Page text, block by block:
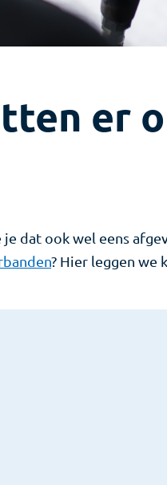
er
dat ook wel eens
? Hier leggen we